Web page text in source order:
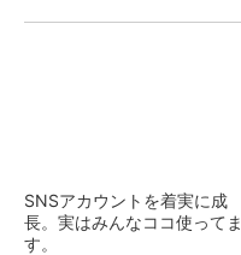
SNSアカウントを着実に成
長。実はみんなココ使ってま
す。